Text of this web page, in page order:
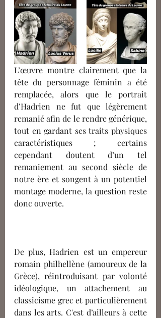
L’œuvre montre clairement que la
tête du personnage féminin a été
remplacée, alors que le portrait
d’Hadrien ne fut que légèrement
remanié afin de le rendre générique,
tout en gardant ses traits physiques
caractéristiques ; certains
cependant doutent d’un tel
remaniement au second siècle de
notre ère et songent à un potentiel
montage moderne, la question reste
donc ouverte.
De plus, Hadrien est un empereur
romain philhellène (amoureux de la
Grèce), réintroduisant par volonté
idéologique, un attachement au
classicisme grec et particulièrement
dans les arts. C'est d’ailleurs à cette